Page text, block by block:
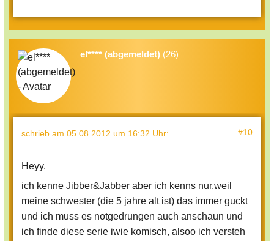
el**** (abgemeldet) (26)
schrieb am 05.08.2012 um 16:32 Uhr: #10
Heyy.
ich kenne Jibber&Jabber aber ich kenns nur,weil
meine schwester (die 5 jahre alt ist) das immer guckt
und ich muss es notgedrungen auch anschaun und
ich finde diese serie iwie komisch, alsoo ich versteh